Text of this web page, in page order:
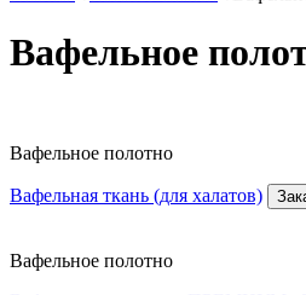
Вафельное
Вафельное полотно
Вафельная ткань (для халатов)
Вафельное полотно